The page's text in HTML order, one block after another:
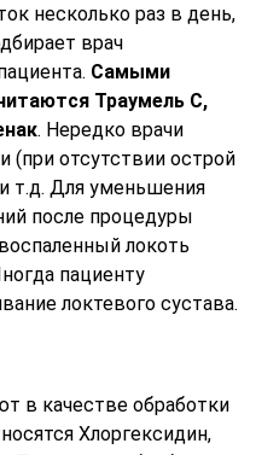
несколько раз в день,
врач
Самыми
Траумель С,
. Нередко врачи
(при отсутствии острой
т.д. Для уменьшения
после процедуры
локоть
пациенту
локтевого сустава.
в качестве обработки
Хлоргексидин,